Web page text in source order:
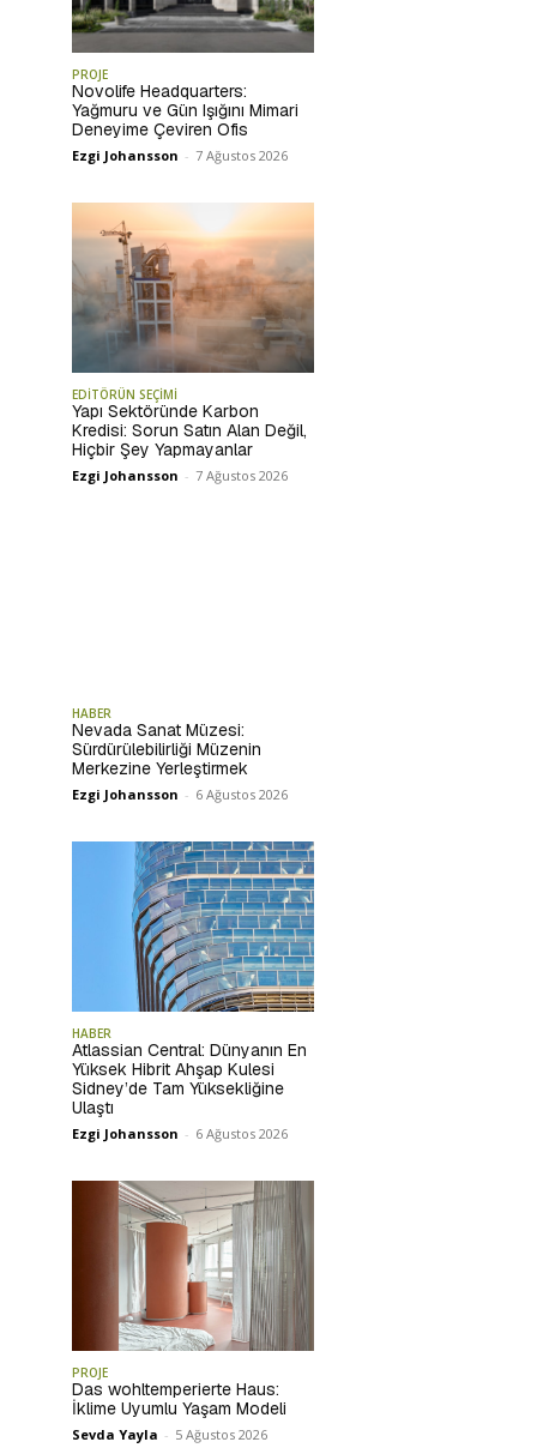
PROJE
Novolife Headquarters:
Yağmuru ve Gün Işığını Mimari
Deneyime Çeviren Ofis
Ezgi Johansson - 7 Ağustos 2026
EDİTÖRÜN SEÇİMİ
Yapı Sektöründe Karbon
Kredisi: Sorun Satın Alan Değil,
Hiçbir Şey Yapmayanlar
Ezgi Johansson - 7 Ağustos 2026
HABER
Nevada Sanat Müzesi:
Sürdürülebilirliği Müzenin
Merkezine Yerleştirmek
Ezgi Johansson - 6 Ağustos 2026
HABER
Atlassian Central: Dünyanın En
Yüksek Hibrit Ahşap Kulesi
Sidney’de Tam Yüksekliğine
Ulaştı
Ezgi Johansson - 6 Ağustos 2026
PROJE
Das wohltemperierte Haus:
İklime Uyumlu Yaşam Modeli
Sevda Yayla - 5 Ağustos 2026